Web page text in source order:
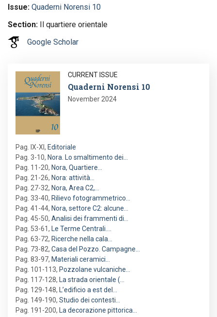
Issue Quaderni Norensi 10
Section Il quartiere orientale
Google Scholar
CURRENT ISSUE
Quaderni Norensi 10
November 2024
Pag. IX-XI , Editoriale
Pag. 3-10, Nora. Lo smaltimento dei…
Pag. 11-20, Nora, Quartiere…
Pag. 21-26, Nora: attività…
Pag. 27-32, Nora, Area C2,…
Pag. 33-40, Rilievo fotogrammetrico…
Pag. 41-44, Nora, settore C2: alcune…
Pag. 45-50, Analisi dei frammenti di…
Pag. 53-61, Le Terme Centrali.…
Pag. 63-72, Ricerche nella cala…
Pag. 73-82, Casa del Pozzo. Campagne…
Pag. 83-97, Materiali ceramici…
Pag. 101-113, Pozzolane vulcaniche…
Pag. 117-128, La strada orientale (…
Pag. 129-148, L’edificio a est del…
Pag. 149-190, Studio dei contesti…
Pag. 191-200, La decorazione pittorica…